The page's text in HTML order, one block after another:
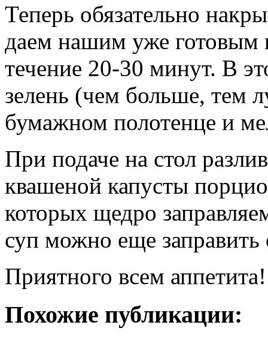
Теперь обязательно
даем нашим уже готовым
течение 20-30 минут. В
зелень (чем больше, тем
бумажном полотенце и
При подаче на стол
квашеной капусты
которых щедро
суп можно еще
Приятного всем аппетита!
Похожие публикации: